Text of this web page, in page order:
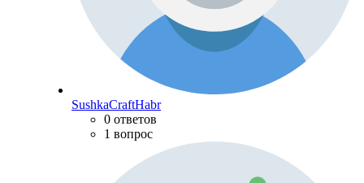
SushkaCraftHabr
0 ответов
1 вопрос